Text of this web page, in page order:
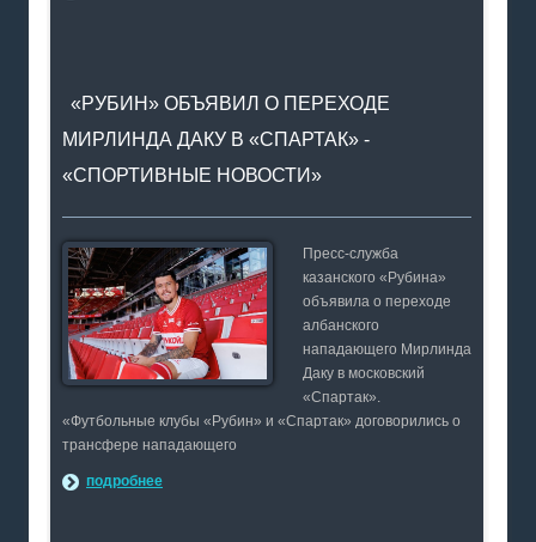
«РУБИН» ОБЪЯВИЛ О ПЕРЕХОДЕ
МИРЛИНДА ДАКУ В «СПАРТАК» -
«СПОРТИВНЫЕ НОВОСТИ»
Пресс-служба
казанского «Рубина»
объявила о переходе
албанского
нападающего Мирлинда
Даку в московский
«Спартак».
«Футбольные клубы «Рубин» и «Спартак» договорились о
трансфере нападающего
подробнее